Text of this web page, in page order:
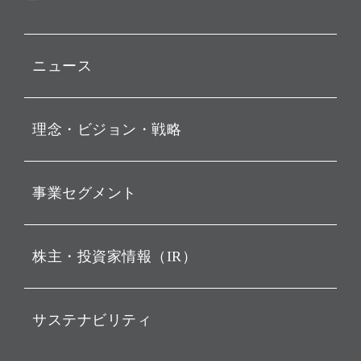
ニュース
お知らせ
動画配信
理念・ビジョン・戦略
経営理念
ビジョン
戦略
バリュー
ソフトバンクグループの歩
事業セグメント
ソフトバンク・ビジョン・
株主・投資家情報（IR）
IRカレンダー
サステナビリティ